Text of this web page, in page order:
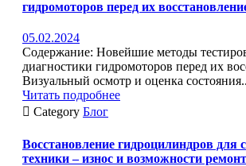
гидромоторов перед их
05.02.2024
Содержание: Новейшие методы
диагностики гидромоторов перед их
Визуальный осмотр и оценка
Читать подробнее
 Category Блог
Восстановление гидроцилиндров для
техники – износ и возможности